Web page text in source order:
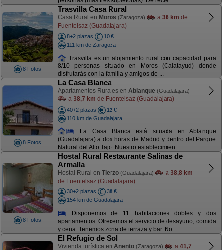
8 Fotos
Trasvilla Casa Rural
Casa Rural en Moros (Zaragoza) a 36 km de
Fuentelsaz (Guadalajara)
8+2 plazas
10 €
111 km de Zaragoza
Trasvilla es un alojamiento rural con capacidad para
8/10 personas situado en Moros (Calatayud) donde
disfrutarás con la familia y amigos de ...
8 Fotos
La Casa Blanca
Apartamentos Rurales en Ablanque (Guadalajara)
a 38,7 km de Fuentelsaz (Guadalajara)
40+2 plazas
12 €
110 km de Guadalajara
La Casa Blanca está situada en Ablanque
(Guadalajara) a dos horas de Madrid y dentro del Parque
Natural del Alto Tajo. Nuestro establecimien ...
8 Fotos
Hostal Rural Restaurante Salinas de
Armalla
Hostal Rural en Tierzo (Guadalajara) a 38,8 km
de Fuentelsaz (Guadalajara)
30+2 plazas
38 €
154 km de Guadalajara
Disponemos de 11 habitaciones dobles y dos
apartamentos. Ofrecemos el servicio de desayuno, comida
y cena. Tenemos zona de terraza y bar. No ...
El Refugio de Sol
Vivienda turística en Anento (Zaragoza) a 41,7